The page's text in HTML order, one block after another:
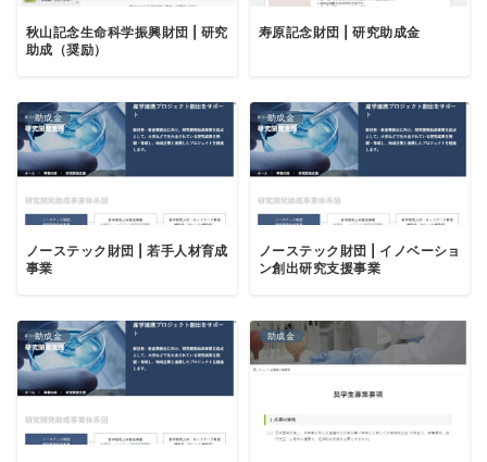
秋山記念生命科学振興財団 | 研究
助成（奨励）
寿原記念財団 | 研究助成金
助成金
ノーステック財団 | 若手人材育成
事業
助成金
ノーステック財団 | イノベーショ
ン創出研究支援事業
助成金 助成金